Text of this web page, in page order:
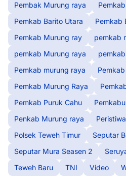
Pembak Murung raya
Pemkab Barito Utara
Pemkab
Pemkab Murung ray
pemkab
pemkab Murung raya
Pemkab murung raya
Pemkab Murung Raya
Pemkab Puruk Cahu
Penkab Murung raya
Peristiwa
Polsek Teweh Timur
Seputar
Seputar Mura Seasen 2
Teweh Baru
TNI Video